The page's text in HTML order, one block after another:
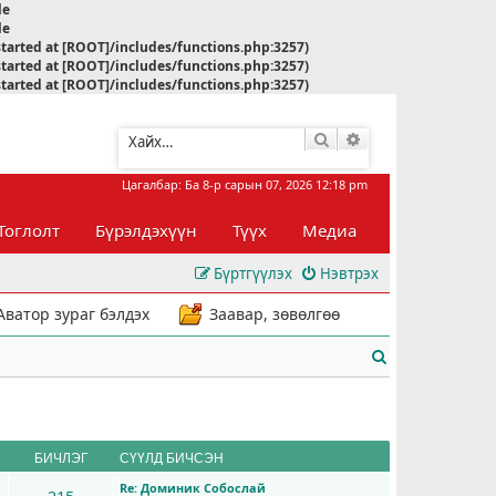
at [ROOT]/includes/functions.php:3257)
at [ROOT]/includes/functions.php:3257)
at [ROOT]/includes/functions.php:3257)
Хайлт
Цагалбар: Ба 8-р сарын 07, 2026 12:18 pm
Бүрэлдэхүүн Түүх Медиа
Нэвтрэх
Бүртгүүлэх
зураг бэлдэх Заавар, зөвөлгөө
БИЧЛЭГ СҮҮЛД БИЧСЭН
Re: Доминик Собослай